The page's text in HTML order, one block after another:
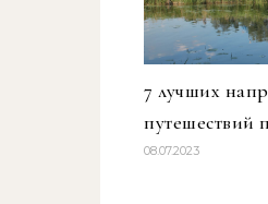
7 лучших
путешествий
08.07.2023